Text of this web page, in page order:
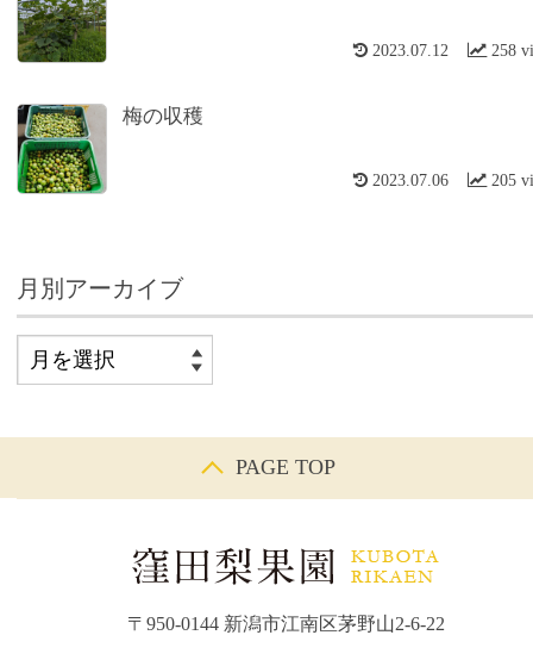
258
2023.07.12
梅の収穫
205
2023.07.06
月別アーカイブ
PAGE TOP
〒950-0144 新潟市江南区茅野山2-6-22